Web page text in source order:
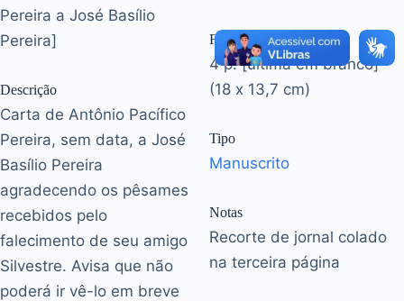
Pereira a José Basílio
Pereira]
Descrição
Carta de Antônio Pacífico
Pereira, sem data, a José
Basílio Pereira
agradecendo os pêsames
recebidos pelo
falecimento de seu amigo
Silvestre. Avisa que não
poderá ir vê-lo em breve
Formato
4 p. [última em branco]
(18 x 13,7 cm)
Tipo
Manuscrito
Notas
Recorte de jornal colado
na terceira página